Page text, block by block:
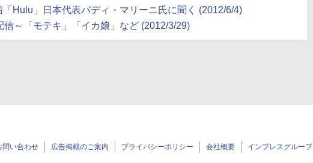
Hulu」日本代表バディ・マリーニ氏に聞く (2012/6/4)
～「モテキ」「イカ娘」など (2012/3/29)
問い合わせ 広告掲載のご案内 プライバシーポリシー 会社概要 インプレスグループ